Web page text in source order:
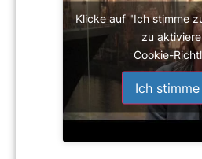
Klicke auf "Ich stimme
zu
Cookie-
Ich